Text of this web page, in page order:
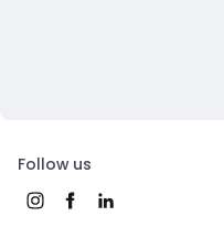
Follow us